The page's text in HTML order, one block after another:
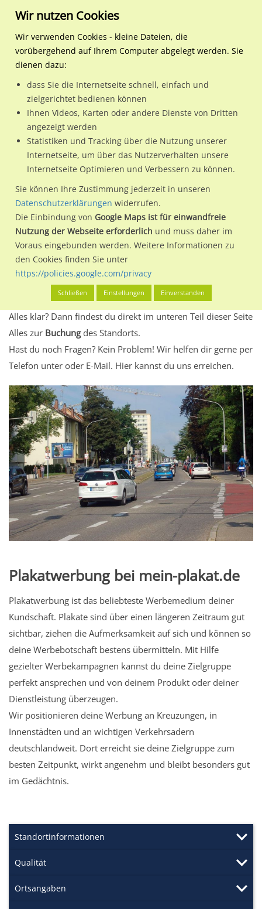
Regionale Plakatwerbung Baden-Württemberg
Konstanz,
Wollmatinger Str. 15/nh.
Nutze günstige Werbemöglichkeiten am Standort
Wollmatinger Str. 15/nh. Penny/quer (City-Star)im Ortsteil
Petershausen)in Konstanz, Universitätsstadt.
Wir erheben für jede unserer Werbeflächen individuelle und
aktuelleStandortinformationenund Leistungswerte. Damit
kannst du dich schon vor der Buchung im Detail über den
Standort, seine Reichweite und Werbewirkung sowie
eventuelle Beschränkungen in den zugelassenen
Werbeinhalten informieren.
Alles klar? Dann findest du direkt im unteren Teil dieser Seite
Alles zur Buchungdes Standorts.
Hast du noch Fragen? Kein Problem! Wir helfen dir gerne per
Telefon unter oder E-Mail. Hier kannst du uns erreichen.
Plakatwerbung bei mein-plakat.de
Plakatwerbung ist das beliebteste Werbemedium deiner
Kundschaft. Plakate sind über einen längeren Zeitraum gut
sichtbar, ziehen die Aufmerksamkeit auf sich und können so
deine Werbebotschaft bestens übermitteln. Mit Hilfe
gezielter Werbekampagnen kannst du deine Zielgruppe
perfekt ansprechen und von deinem Produkt oder deiner
Dienstleistung überzeugen.
Wir positionieren deine Werbung an Kreuzungen, in
Innenstädten und an wichtigen Verkehrsadern
deutschlandweit. Dort erreicht sie deine Zielgruppe zum
besten Zeitpunkt, wirkt angenehm und bleibt besonders gut
im Gedächtnis.
Standortinformationen
Qualität
Ortsangaben
Wir nutzen Cookies
Wir verwenden Cookies - kleine Dateien, die
vorübergehend auf Ihrem Computer abgelegt werden. Sie
dienen dazu:
dass Sie die Internetseite schnell, einfach und
zielgerichtet bedienen können
Ihnen Videos, Karten oder andere Dienste von Dritten
angezeigt werden
Statistiken und Tracking über die Nutzung unserer
Internetseite, um über das Nutzerverhalten unsere
Internetseite Optimieren und Verbessern zu können.
Sie können Ihre Zustimmung jederzeit in unseren
Datenschutzerklärungen widerrufen.
Die Einbindung von Google Maps ist für einwandfreie
Nutzung der Webseite erforderlich und muss daher im
Voraus eingebunden werden. Weitere Informationen zu
den Cookies finden Sie unter
https://policies.google.com/privacy
Schließen Einstellungen Einverstanden